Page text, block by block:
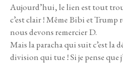
Aujourd’hui, le lien est tout
c’est clair ! Même Bibi et Trump
nous devons remercier D.
Mais la paracha qui suit c’est la
division qui tue ! Si je pense que